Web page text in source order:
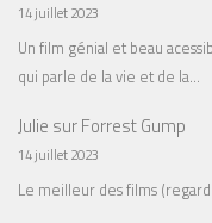
14 juillet 2023
Un film génial et beau
qui parle de la vie et de la…
Julie surForrest Gump
14 juillet 2023
Le meilleur des films